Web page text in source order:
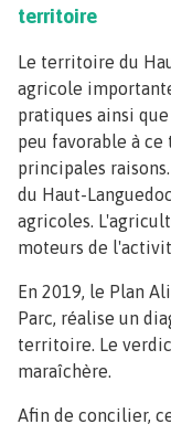
territoire
Le territoire du
agricole
pratiques ainsi
peu favorable à
principales
du Haut-
agricoles.
moteurs de
En 2019, le Plan
Parc, réalise un
territoire. Le
maraîchère.
Afin de concilier,